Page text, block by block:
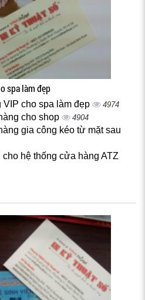
spa làm đẹp
VIP cho spa làm đẹp 4974
cho shop 4904
gia công kéo từ mặt sau
cho hệ thống cửa hàng ATZ